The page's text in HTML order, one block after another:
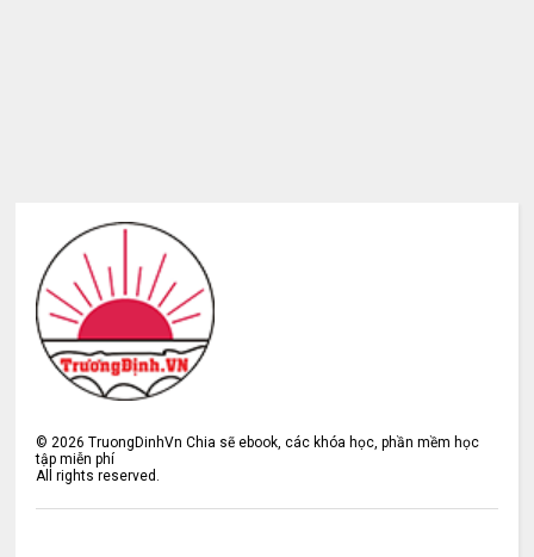
©2026 TruongDinhVn Chia sẽ ebook, các khóa học, phần mềm học
tập miễn phí
All rights reserved.